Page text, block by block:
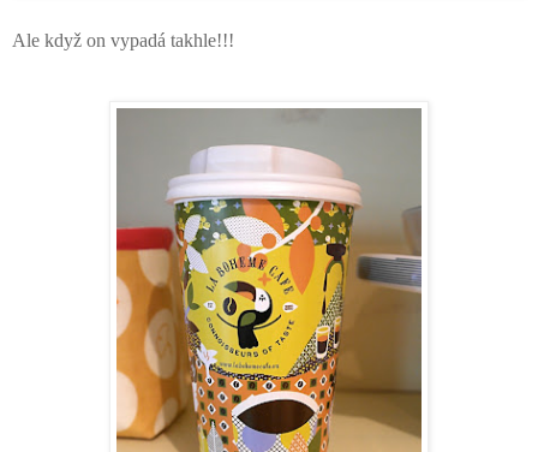
Ale když on vypadá takhle!!!